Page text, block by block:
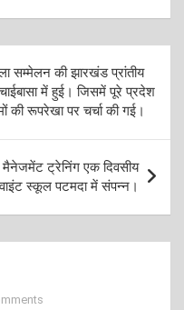
सम्मेलन की झारखंड प्रांतीय
में हुई। जिसमें पूरे प्रदेश
की रूपरेखा पर चर्चा की गई।
मैनेजमेंट ट्रेनिंग एक दिवसीय
स्कूल पटमदा में संपन्न।